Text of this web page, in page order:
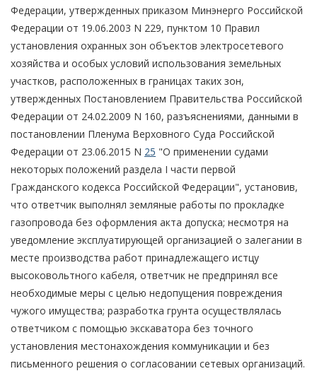
Федерации, утвержденных приказом Минэнерго Российской
Федерации от 19.06.2003 N 229, пунктом 10 Правил
установления охранных зон объектов электросетевого
хозяйства и особых условий использования земельных
участков, расположенных в границах таких зон,
утвержденных Постановлением Правительства Российской
Федерации от 24.02.2009 N 160, разъяснениями, данными в
постановлении Пленума Верховного Суда Российской
Федерации от 23.06.2015 N 25 "О применении судами
некоторых положений раздела I части первой
Гражданского кодекса Российской Федерации", установив,
что ответчик выполнял земляные работы по прокладке
газопровода без оформления акта допуска; несмотря на
уведомление эксплуатирующей организацией о залегании в
месте производства работ принадлежащего истцу
высоковольтного кабеля, ответчик не предпринял все
необходимые меры с целью недопущения повреждения
чужого имущества; разработка грунта осуществлялась
ответчиком с помощью экскаватора без точного
установления местонахождения коммуникации и без
письменного решения о согласовании сетевых организаций.